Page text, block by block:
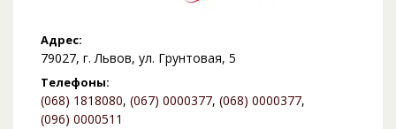
Адрес:
79027, г. Львов, ул. Грунтовая, 5
Телефоны:
(068) 1818080, (067) 0000377, (068) 0000377,
(096) 0000511